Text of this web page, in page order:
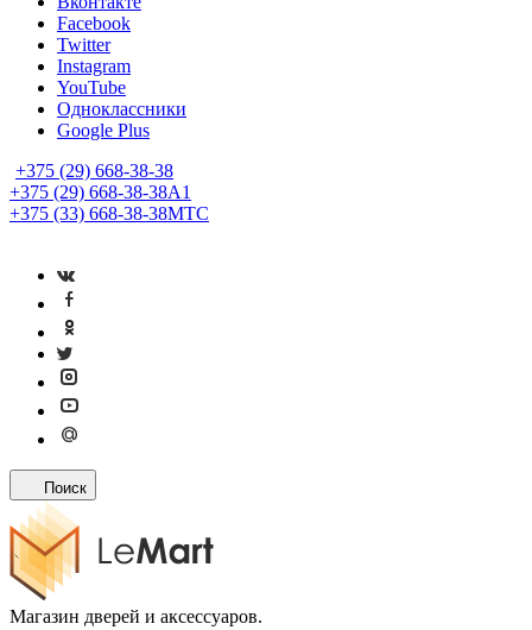
Facebook
Twitter
Instagram
YouTube
Одноклассники
Google Plus
+375 (29) 668-38-38
+375 (29) 668-38-38A1
+375 (33) 668-38-38МТС
Поиск
Магазин дверей и аксессуаров.